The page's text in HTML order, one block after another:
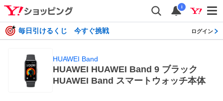
i
毎日引けるくじ 今すぐ挑戦 ログイン
HUAWEI Band
HUAWEI HUAWEI Band 9 ブラック
HUAWEI Band スマートウォッチ本体